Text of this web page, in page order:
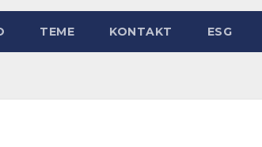
TEME KONTAKT ESG